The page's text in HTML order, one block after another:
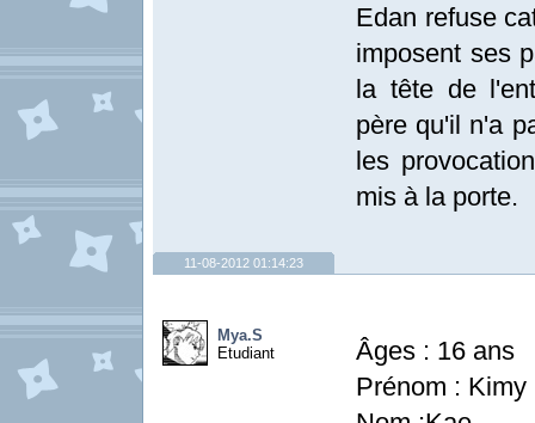
Edan refuse
imposent ses
la tête de
père qu'il n'a
les
mis à la porte.
11-08-2012 01:14:23
Mya.S
Etudiant
Âges : 16 ans
Prénom : Kimy